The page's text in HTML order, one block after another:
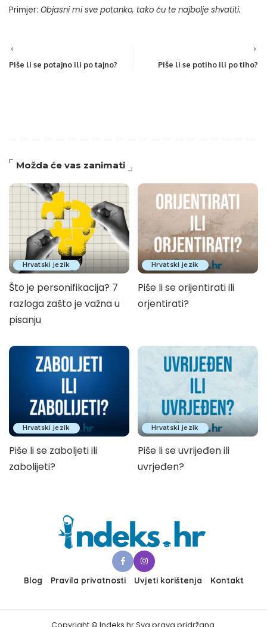
Primjer: Objasni mi sve potanko, tako ću te najbolje shvatiti.
Piše li se potajno ili po tajno? Piše li se potiho ili po tiho?
Možda će vas zanimati
Hrvatski jezik
Što je personifikacija? 7
razloga zašto je važna u
pisanju
Hrvatski jezik
Piše li se orijentirati ili
orjentirati?
Hrvatski jezik
Piše li se zaboljeti ili
zabolijeti?
Hrvatski jezik
Piše li se uvrijeđen ili
uvrjeđen?
Blog Pravila privatnosti Uvjeti korištenja Kontakt
Copyright © Indeks.hr Sva prava pridržana.